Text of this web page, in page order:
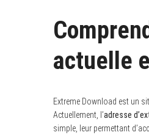
actuelle
Extreme Download est un
Actuellement, l’adresse
simple, leur permettant